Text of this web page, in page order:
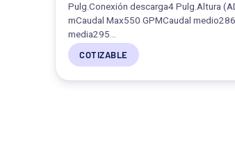
Pulg.Conexión descarga4 Pulg.Altura
mCaudal Max550 GPMCaudal
media295…
COTIZABLE